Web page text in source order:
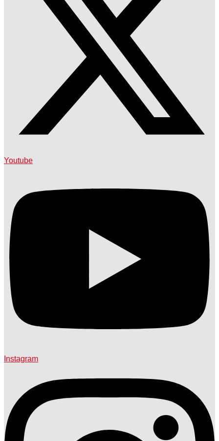
Youtube
Instagram